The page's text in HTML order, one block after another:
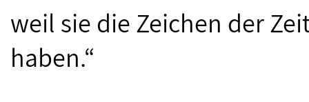
weil sie die Zeichen der
haben.“